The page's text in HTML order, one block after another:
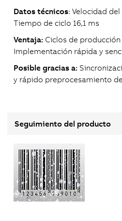
Datos técnicos: Velocidad
Tiempo de ciclo 16,1 ms
Ventaja: Ciclos de
Implementación rápida y
Posible gracias a:
y rápido preprocesamiento
Seguimiento del producto